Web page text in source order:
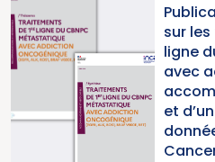
sur
ligne
avec
et